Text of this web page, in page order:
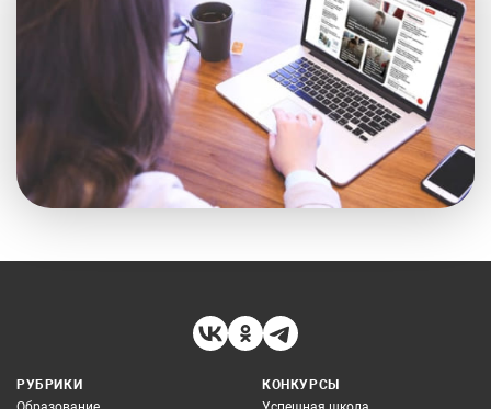
РУБРИКИ
КОНКУРСЫ